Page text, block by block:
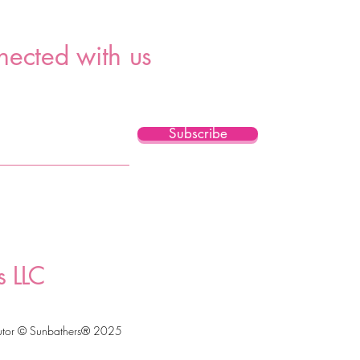
with us
Subscribe
LLC
© Sunbathers® 2025